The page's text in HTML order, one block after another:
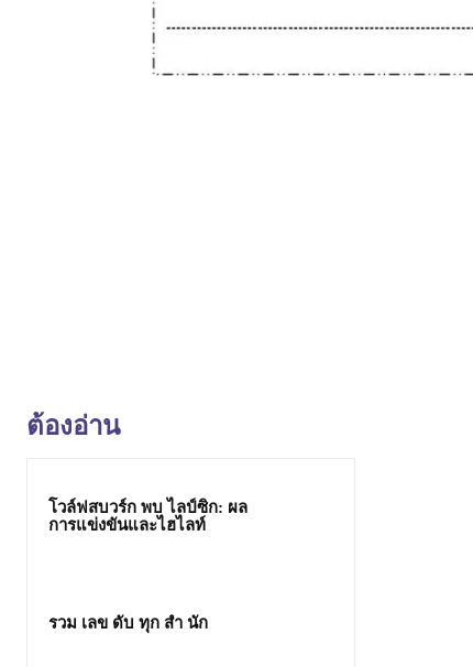
ต้องอ่าน
โวล์ฟสบวร์ก พบ ไลป์ซิก: ผล
การแข่งขันและไฮไลท์
รวม เลข ดับ ทุก สํา นัก